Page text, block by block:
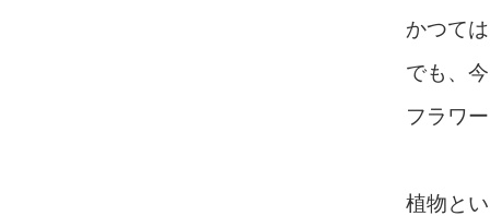
かつて
でも、
フラワ
植物と